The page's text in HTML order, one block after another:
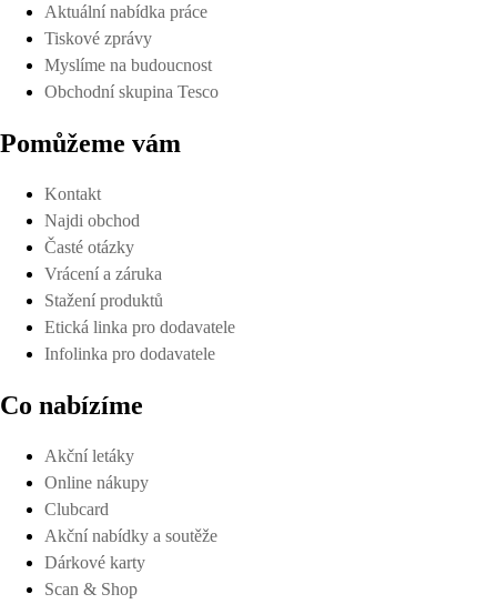
Aktuální nabídka práce
Tiskové zprávy
Myslíme na budoucnost
Obchodní skupina Tesco
Pomůžeme vám
Kontakt
Najdi obchod
Časté otázky
Vrácení a záruka
Stažení produktů
Etická linka pro dodavatele
Infolinka pro dodavatele
Co nabízíme
Akční letáky
Online nákupy
Clubcard
Akční nabídky a soutěže
Dárkové karty
Scan & Shop